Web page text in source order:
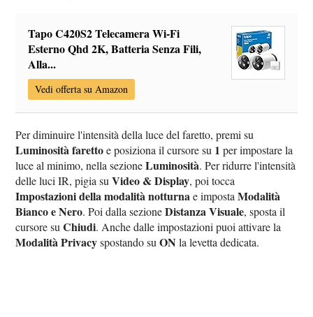
Tapo C420S2 Telecamera Wi-Fi
Esterno Qhd 2K, Batteria Senza Fili,
Alla...
Vedi offerta su Amazon
Per diminuire l'intensità della luce del faretto, premi su
Luminosità farettoe posiziona il cursore su 1 per impostare la
luce al minimo, nella sezioneLuminosità. Per ridurre l'intensità
delle luci IR, pigia suVideo & Display, poi tocca
Impostazioni della modalità notturna e impostaModalità
Bianco e Nero. Poi dalla sezioneDistanza Visuale, sposta il
cursore suChiudi. Anche dalle impostazioni puoi attivare la
Modalità Privacyspostando suON la levetta dedicata.